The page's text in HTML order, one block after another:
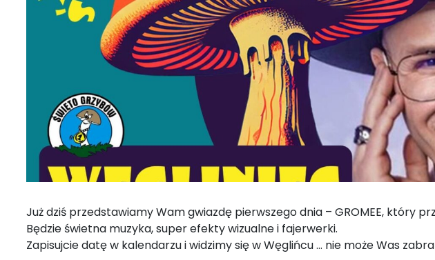
Już dziś przedstawiamy Wam gwiazdę pierwszego dnia – GROMEE, który
Będzie świetna muzyka, super efekty wizualne i fajerwerki.
Zapisujcie datę w kalendarzu i widzimy się w Węglińcu … nie może Was